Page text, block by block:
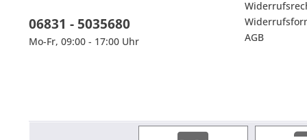
06831 - 5035680
Mo-Fr, 09:00 - 17:00 Uhr
AGB